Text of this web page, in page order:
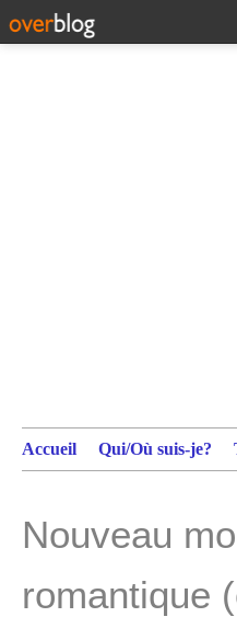
Accueil Qui/Où suis-je?
Nouveau
romantique